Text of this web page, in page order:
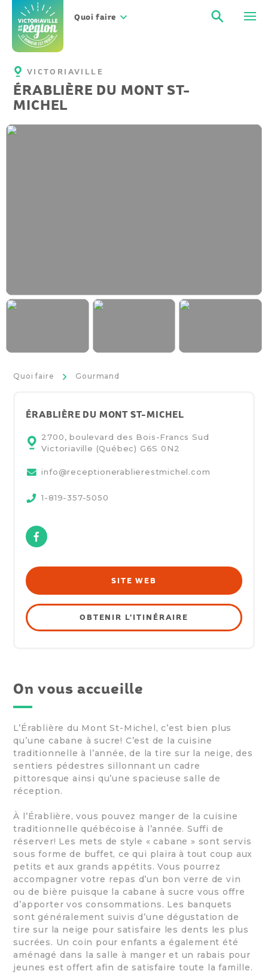
contenu
Quoi faire
VICTORIAVILLE
ÉRABLIÈRE DU MONT ST-
MICHEL
Quoi faire >
Gourmand
ÉRABLIÈRE DU MONT ST-MICHEL
2700, boulevard des Bois-Francs Sud
Victoriaville (Québec) G6S 0N2
info@receptionerablierestmichel.com
1-819-357-5050
Facebook
SITE WEB
OBTENIR L'ITINÉRAIRE
On vous accueille
L’Érablière du Mont St-Michel, c’est bien plus
qu’une cabane à sucre! C’est de la cuisine
traditionnelle à l’année, de la tire sur la neige, des
sentiers pédestres sillonnant un cadre
pittoresque ainsi qu’une spacieuse salle de
réception.
À l’Érablière, vous pouvez manger de la cuisine
traditionnelle québécoise à l’année. Suffi de
réserver! Les mets de style « cabane » sont servis
sous forme de buffet, ce qui plaira à tout coup aux
petits et aux grands appétits. Vous pourrez
accompagner votre repas d’un bon verre de vin
ou de bière puisque la cabane à sucre vous offre
d’apporter vos consommations. Les banquets
sont généralement suivis d’une dégustation de
tire sur la neige pour satisfaire les dents les plus
sucrées. Un coin pour enfants a également été
aménagé dans la salle à manger et un rabais pour
jeunes est offert afin de satisfaire toute la famille.